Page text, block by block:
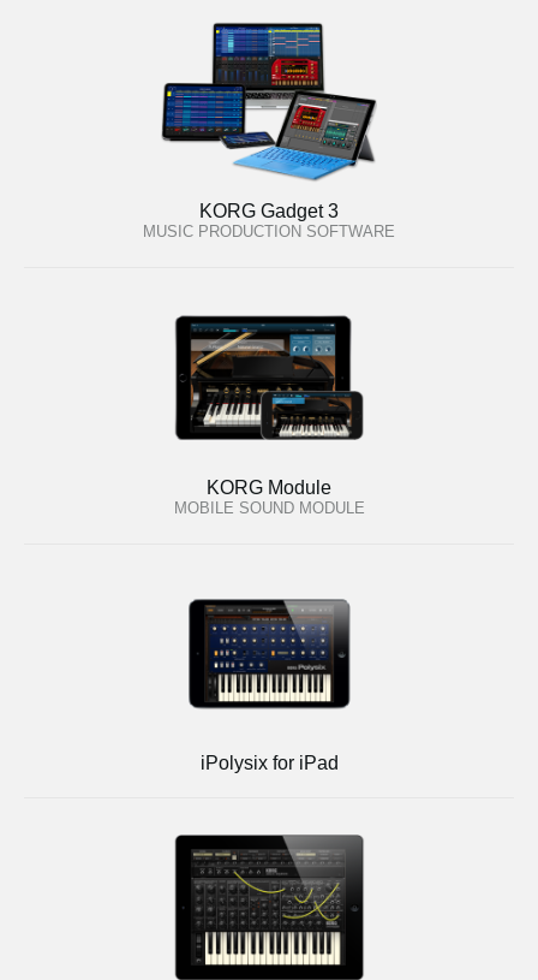
KORG Gadget 3
MUSIC PRODUCTION SOFTWARE
KORG Module
MOBILE SOUND MODULE
iPolysix for iPad